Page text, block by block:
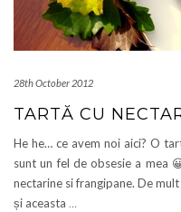
28th October 2012
TARTĂ CU
He he… ce avem noi aici? O
sunt un fel de obsesie a mea
nectarine si frangipane. De
și aceasta …